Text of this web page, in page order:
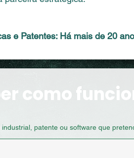
e Patentes: Há mais de 20
como
patente ou software que